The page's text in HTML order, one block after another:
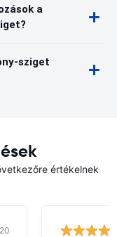
a
sziget
értékelnek